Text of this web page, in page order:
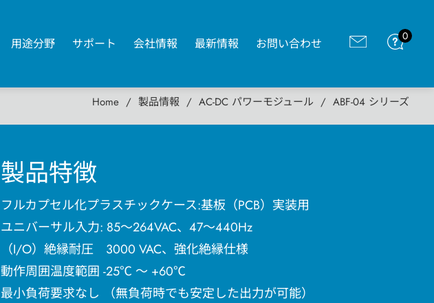
用途分野 サポート 会社情報 最新情報 お問い合わせ
0
Home 製品情報 AC-DC パワーモジュール ABF-04 シリーズ
製品特徴
フルカプセル化プラスチックケース:基板（PCB）実装用
ユニバーサル入力: 85～264VAC、47～440Hz
（I/O）絶縁耐圧 3000 VAC、強化絶縁仕様
動作周囲温度範囲 -25℃ ～ +60℃
最小負荷要求なし （無負荷時でも安定した出力が可能）